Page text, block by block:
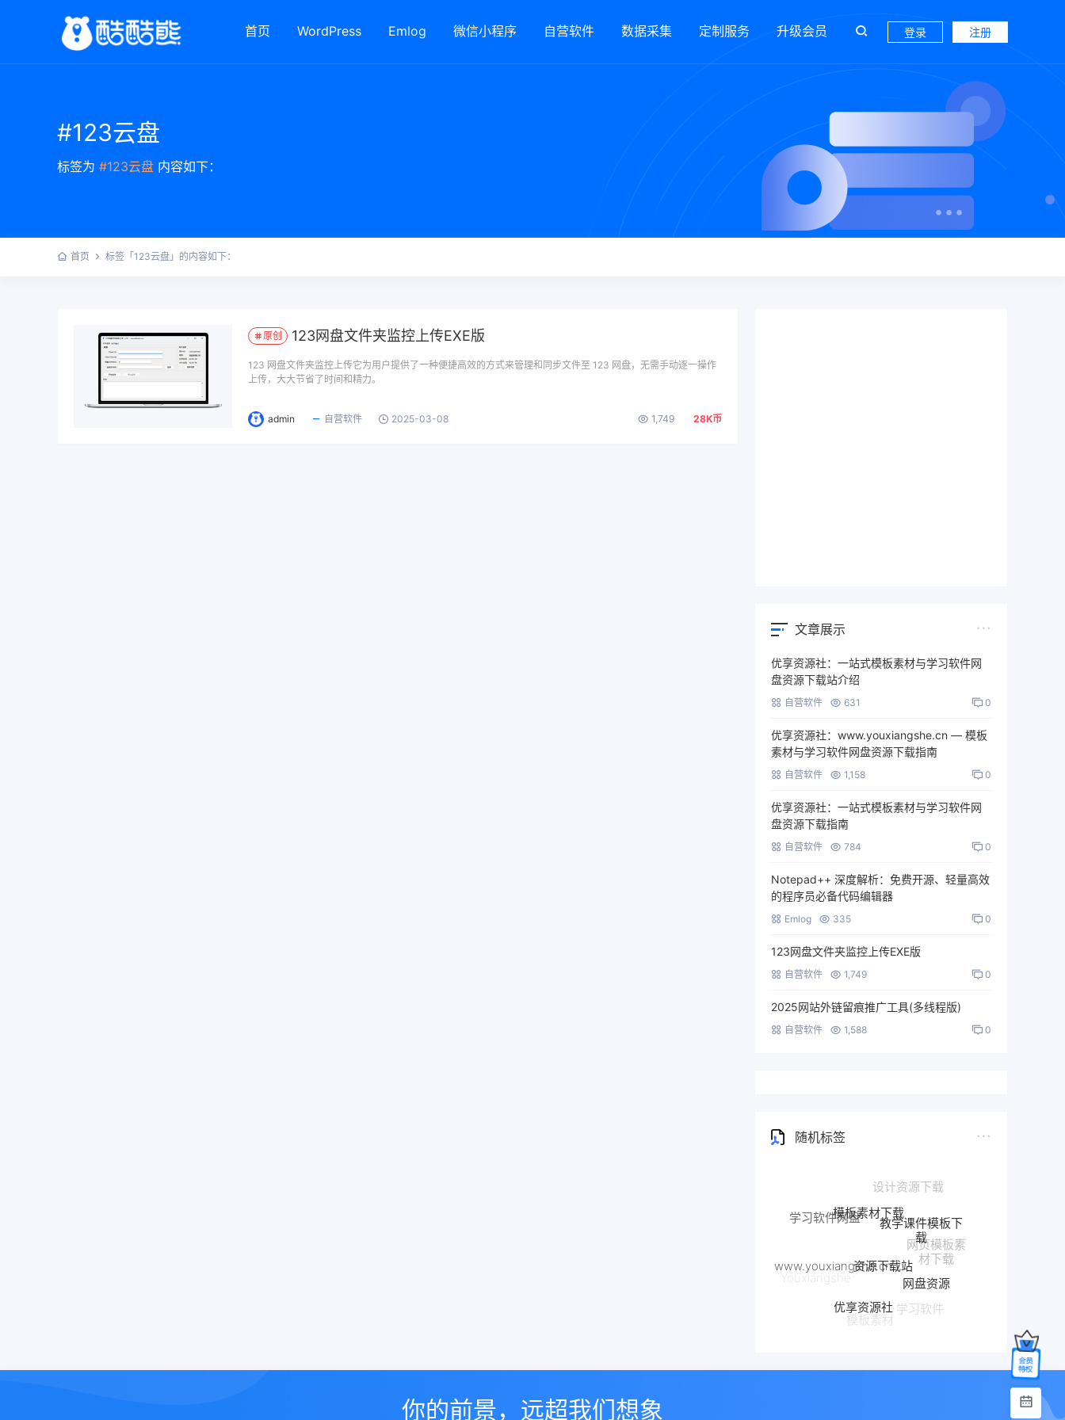
首页 WordPress Emlog 微信小程序 自营软件 数据采集 定制服务 升级会员 登录 注册
#123云盘
标签为 #123云盘 内容如下：
首页 标签「123云盘」的内容如下：
原创 123网盘文件夹监控上传EXE版
123 网盘文件夹监控上传它为用户提供了一种便捷高效的方式来管理和同步文件至 123 网盘，无需手动逐一操作
上传，大大节省了时间和精力。
admin 自营软件 2025-03-08 1,749 28K币
文章展示
优享资源社：一站式模板素材与学习软件网
盘资源下载站介绍
自营软件 631 0
优享资源社：www.youxiangshe.cn — 模板
素材与学习软件网盘资源下载指南
自营软件 1,158 0
优享资源社：一站式模板素材与学习软件网
盘资源下载指南
自营软件 784 0
Notepad++ 深度解析：免费开源、轻量高效
的程序员必备代码编辑器
Emlog 335 0
123网盘文件夹监控上传EXE版
自营软件 1,749 0
2025网站外链留痕推广工具(多线程版)
自营软件 1,588 0
随机标签
学习软件网盘
模板素材下载
教学课件模板下
载
网页模板素
材下载
Youxiangshe
www.youxiangshe.cn
资源下载站
网盘资源
学习软件
模板素材
优享资源社
你的前景，远超我们想象